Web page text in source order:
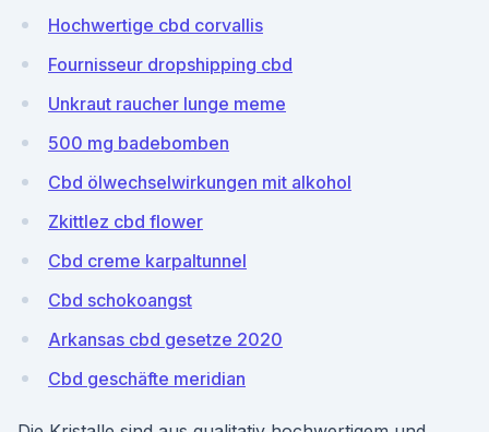
Hochwertige cbd corvallis
Fournisseur dropshipping cbd
Unkraut raucher lunge meme
500 mg badebomben
Cbd ölwechselwirkungen mit alkohol
Zkittlez cbd flower
Cbd creme karpaltunnel
Cbd schokoangst
Arkansas cbd gesetze 2020
Cbd geschäfte meridian